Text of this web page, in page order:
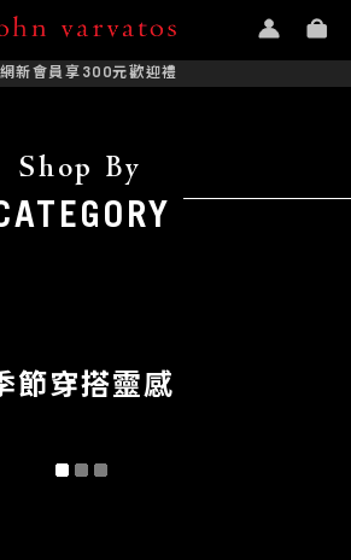
新會員享300元歡迎禮
Shop By
節穿搭靈感